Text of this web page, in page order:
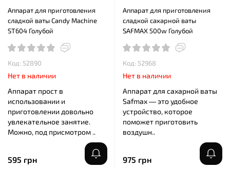
Аппарат для приготовления
сладкой ваты Candy Machine
ST604 Голубой
Код: 52890
Нет в наличии
Аппарат прост в
использовании и
приготовлении довольно
увлекательное занятие.
Можно, под присмотром ..
595 грн
Аппарат для приготовления
сладкой сахарной ваты
SAFMAX 500w Голубой
Код: 52968
Нет в наличии
Аппарат для сахарной ваты
Safmax — это удобное
устройство, которое
поможет приготовить
воздушн..
975 грн